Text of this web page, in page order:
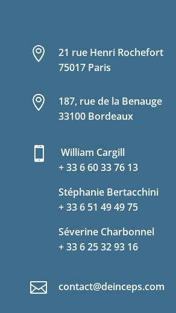

21 rue Henri Rochefort
75017 Paris

187, rue de la Benauge
33100 Bordeaux

William Cargill
+ 33 6 60 33 76 13
Stéphanie Bertacchini
+ 33 6 51 49 49 75
Séverine Charbonnel
+ 33 6 25 32 93 16
 contact@deinceps.com